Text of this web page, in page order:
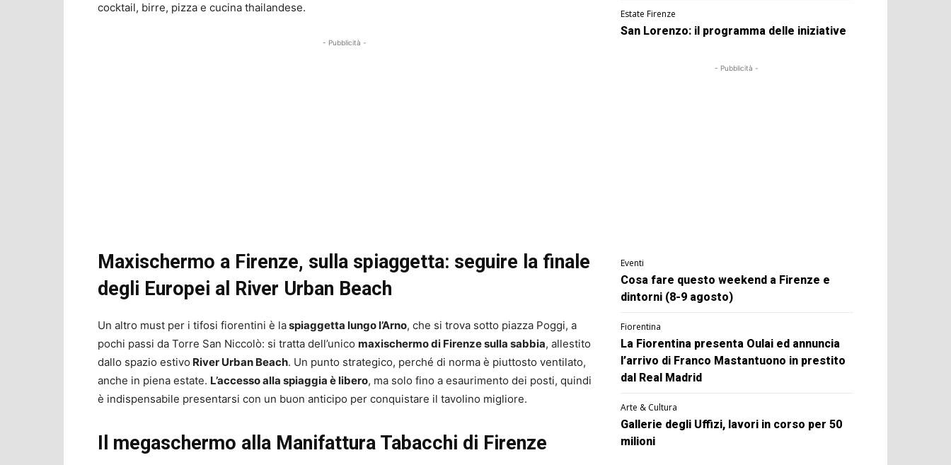
cocktail, birre, pizza e cucina thailandese.
- Pubblicità -
Maxischermo a Firenze, sulla spiaggetta: seguire la finale
degli Europei al River Urban Beach
Un altro must per i tifosi fiorentini è laspiaggetta lungo l’Arno, che si trova sotto piazza Poggi, a
pochi passi da Torre San Niccolò: si tratta dell’unico maxischermo di Firenze sulla sabbia, allestito
dallo spazio estivo River Urban Beach. Un punto strategico, perché di norma è piuttosto ventilato,
anche in piena estate. L’accesso alla spiaggia è libero, ma solo fino a esaurimento dei posti, quindi
è indispensabile presentarsi con un buon anticipo per conquistare il tavolino migliore.
Il megaschermo alla Manifattura Tabacchi di Firenze
Estate Firenze
San Lorenzo: il programma delle iniziative
- Pubblicità -
Eventi
Cosa fare questo weekend a Firenze e
dintorni (8-9 agosto)
Fiorentina
La Fiorentina presenta Oulai ed annuncia
l’arrivo di Franco Mastantuono in prestito
dal Real Madrid
Arte & Cultura
Gallerie degli Uffizi, lavori in corso per 50
milioni